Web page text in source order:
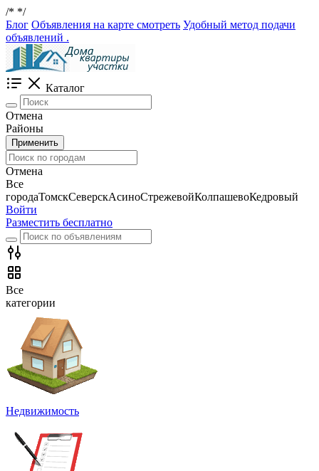
/* */
Блог Объявления на карте смотреть Удобный метод подачи
объявлений .
Каталог
Отмена
Районы
Применить
Отмена
Все
городаТомскСеверскАсиноСтрежевойКолпашевоКедровый
Войти
Разместить бесплатно
Все
категории
Недвижимость